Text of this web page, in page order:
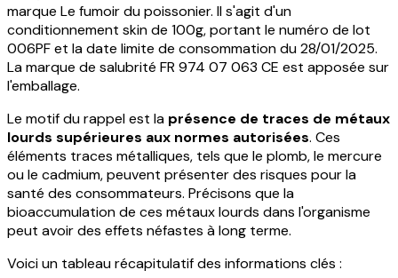
marque Le fumoir du poissonier. Il s'agit d'un
conditionnement skin de 100g, portant le numéro de lot
006PF et la date limite de consommation du 28/01/2025.
La marque de salubrité FR 974 07 063 CE est apposée sur
l'emballage.
Le motif du rappel est la présence de traces de métaux
lourds supérieures aux normes autorisées. Ces
éléments traces métalliques, tels que le plomb, le mercure
ou le cadmium, peuvent présenter des risques pour la
santé des consommateurs. Précisons que la
bioaccumulation de ces métaux lourds dans l'organisme
peut avoir des effets néfastes à long terme.
Voici un tableau récapitulatif des informations clés :